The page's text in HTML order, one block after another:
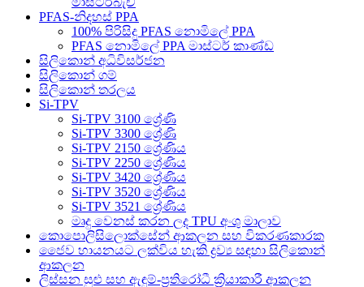
PFAS-නිදහස් PPA
100% පිරිසිදු PFAS නොමිලේ PPA
PFAS නොමිලේ PPA මාස්ටර් කාණ්ඩ
සිලිකොන් අධිවිසර්ජන
සිලිකොන් ගම්
සිලිකොන් තරලය
Si-TPV
Si-TPV 3100 ශ්‍රේණි
Si-TPV 3300 ශ්‍රේණි
Si-TPV 2150 ශ්‍රේණිය
Si-TPV 2250 ශ්‍රේණිය
Si-TPV 3420 ශ්‍රේණිය
Si-TPV 3520 ශ්‍රේණිය
Si-TPV 3521 ශ්‍රේණිය
මෘදු වෙනස් කරන ලද TPU අංශු මාලාව
කොපොලිසිලොක්සේන් ආකලන සහ විකරණකාරක
ජෛව හායනයට ලක්විය හැකි ද්‍රව්‍ය සඳහා සිලිකොන්
ආකලන
ලිස්සන සුළු සහ ඇඳුම්-ප්‍රතිරෝධී ක්‍රියාකාරී ආකලන